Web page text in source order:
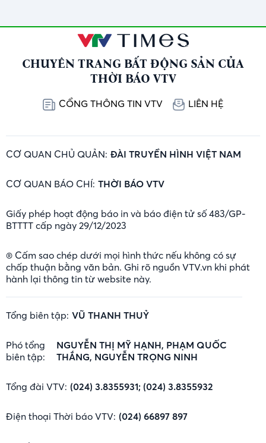
CHUYÊN TRANG BẤT ĐỘNG SẢN CỦA
THỜI BÁO VTV
CỔNG THÔNG TIN VTV LIÊN HỆ
CƠ QUAN CHỦ QUẢN: ĐÀI TRUYỀN HÌNH VIỆT NAM
CƠ QUAN BÁO CHÍ: THỜI BÁO VTV
Giấy phép hoạt động báo in và báo điện tử số 483/GP-
BTTTT cấp ngày 29/12/2023
® Cấm sao chép dưới mọi hình thức nếu không có sự
chấp thuận bằng văn bản. Ghi rõ nguồn VTV.vn khi phát
hành lại thông tin từ website này.
Tổng biên tập: VŨ THANH THUỶ
Phó tổng
biên tập:
NGUYỄN THỊ MỸ HẠNH, PHẠM QUỐC
THẮNG, NGUYỄN TRỌNG NINH
Tổng đài VTV: (024) 3.8355931; (024) 3.8355932
Điện thoại Thời báo VTV: (024) 66897 897